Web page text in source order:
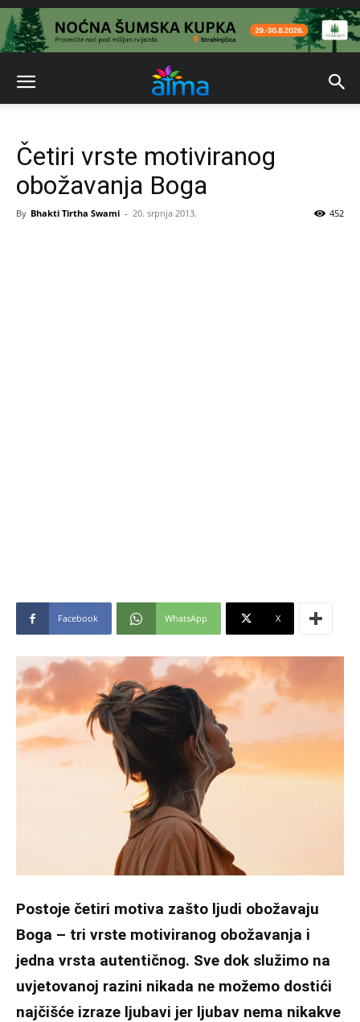
Četiri vrste motiviranog
obožavanja Boga
By Bhakti Tirtha Swami - 20. srpnja 2013. 452
Facebook WhatsApp X
Postoje četiri motiva zašto ljudi obožavaju
Boga – tri vrste motiviranog obožavanja i
jedna vrsta autentičnog. Sve dok služimo na
uvjetovanoj razini nikada ne možemo dostići
najčišće izraze ljubavi jer ljubav nema nikakve